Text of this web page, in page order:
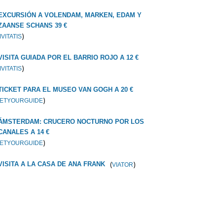
A VOLENDAM, MARKEN, EDAM Y
SCHANS 39 €
)
GUIADA POR EL BARRIO ROJO A 12 €
)
PARA EL MUSEO VAN GOGH A 20 €
)
CRUCERO NOCTURNO POR LOS
A 14 €
)
A LA CASA DE ANA FRANK (VIATOR)